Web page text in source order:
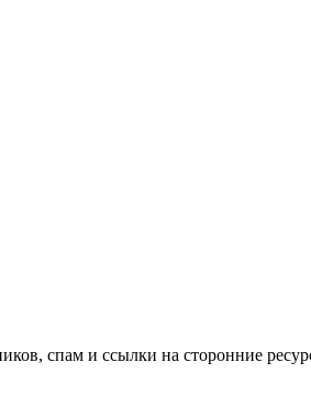
спам и ссылки на сторонние